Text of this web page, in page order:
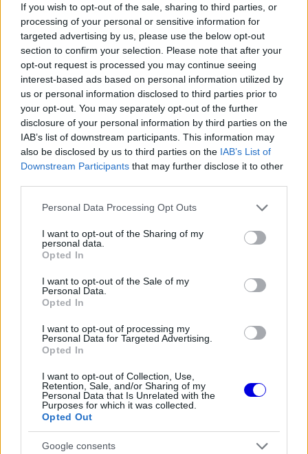
If you wish to opt-out of the sale, sharing to third parties, or
processing of your personal or sensitive information for
targeted advertising by us, please use the below opt-out
section to confirm your selection. Please note that after your
opt-out request is processed you may continue seeing
interest-based ads based on personal information utilized by
us or personal information disclosed to third parties prior to
your opt-out. You may separately opt-out of the further
disclosure of your personal information by third parties on the
IAB’s list of downstream participants. This information may
also be disclosed by us to third parties on the IAB’s List of
Downstream Participants that may further disclose it to other
Please note that this website/app uses one or more Google
not limited to your visit or usage behaviour. You may click to
grant or deny consent to Google and its third-party tags to
use your data for below specified purposes in below Google
consent section.
Personal Data Processing Opt Outs
I want to opt-out of the Sharing of my
personal data.
Opted In
I want to opt-out of the Sale of my
Personal Data.
Opted In
I want to opt-out of processing my
Personal Data for Targeted Advertising.
Opted In
I want to opt-out of Collection, Use,
Retention, Sale, and/or Sharing of my
Personal Data that Is Unrelated with the
Purposes for which it was collected.
Opted Out
Google consents
következett , ahol a hírhedt Crashgate-botrány
során a Renault utasította Nelson Piquet Jr.-t,
hogy szándékosan törje össze az autóját, ezzel
segítve csapattársa,Fernando Alonsogyőzelmét.
Video
loading.
This
is
modal
window.
The media could not be loaded, either because
the server or network failed or because the format
is not supported.
Massa, aki a baleset pillanatában vezette a
versenyt, végül csak a 13. helyen ért célba
Szingapúrban. Az itt elvesztett pontok döntőnek
bizonyultak a Hamiltonnal vívott bajnoki csatában.
Bernie Ecclestone, a Formula–1 korábbi
vezérigazgatója 2023-ban a német F1 Insidernek
elismerte, hogy Max Mosleyval, az FIA akkori